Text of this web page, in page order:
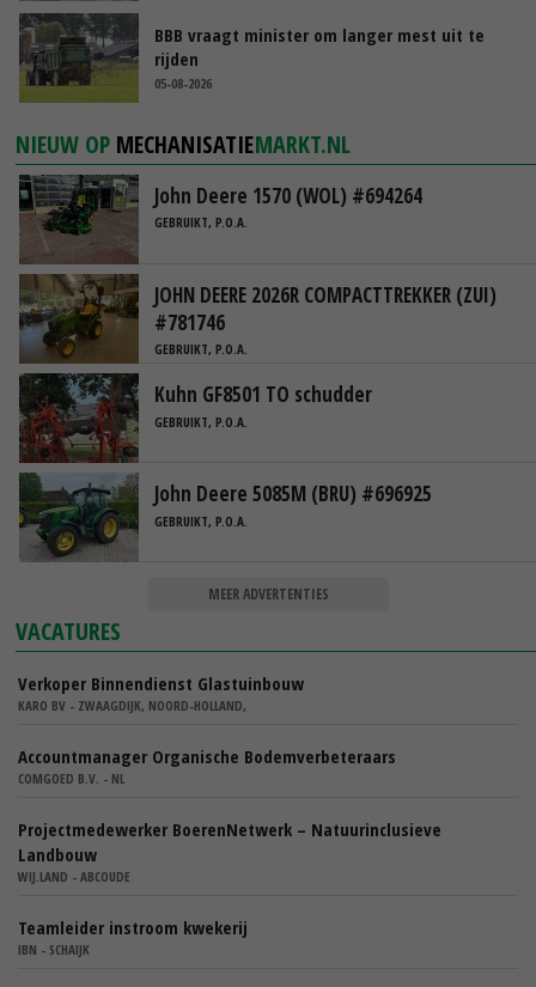
BBB vraagt minister om langer mest uit te
rijden
05-08-2026
NIEUW OP MECHANISATIEMARKT.NL
John Deere 1570 (WOL) #694264
GEBRUIKT, P.O.A.
JOHN DEERE 2026R COMPACTTREKKER (ZUI)
#781746
GEBRUIKT, P.O.A.
Kuhn GF8501 TO schudder
GEBRUIKT, P.O.A.
John Deere 5085M (BRU) #696925
GEBRUIKT, P.O.A.
MEER ADVERTENTIES
VACATURES
Verkoper Binnendienst Glastuinbouw
KARO BV - ZWAAGDIJK, NOORD-HOLLAND,
Accountmanager Organische Bodemverbeteraars
COMGOED B.V. - NL
Projectmedewerker BoerenNetwerk – Natuurinclusieve
Landbouw
WIJ.LAND - ABCOUDE
Teamleider instroom kwekerij
IBN - SCHAIJK